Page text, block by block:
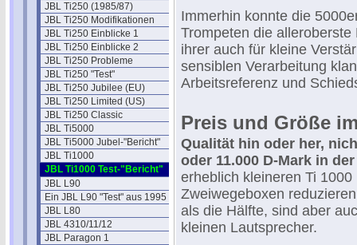
JBL Ti250 (1985/87)
JBL Ti250 Modifikationen
JBL Ti250 Einblicke 1
JBL Ti250 Einblicke 2
JBL Ti250 Probleme
JBL Ti250 "Test"
JBL Ti250 Jubilee (EU)
JBL Ti250 Limited (US)
JBL Ti250 Classic
JBL Ti5000
JBL Ti5000 Jubel-"Bericht"
JBL Ti1000
JBL Ti1000 Test-"Bericht"
JBL L90
Ein JBL L90 "Test" aus 1995
JBL L80
JBL 4310/11/12
JBL Paragon 1
Immerhin konnte die
Trompeten die
ihrer auch für kleine
sensiblen Verarbeitung
Arbeitsreferenz und
Preis und Größe
Qualität hin oder her,
oder 11.000 D-Mark in
erheblich kleineren Ti
Zweiwegeboxen
als die Hälfte, sind aber
kleinen Lautsprecher.